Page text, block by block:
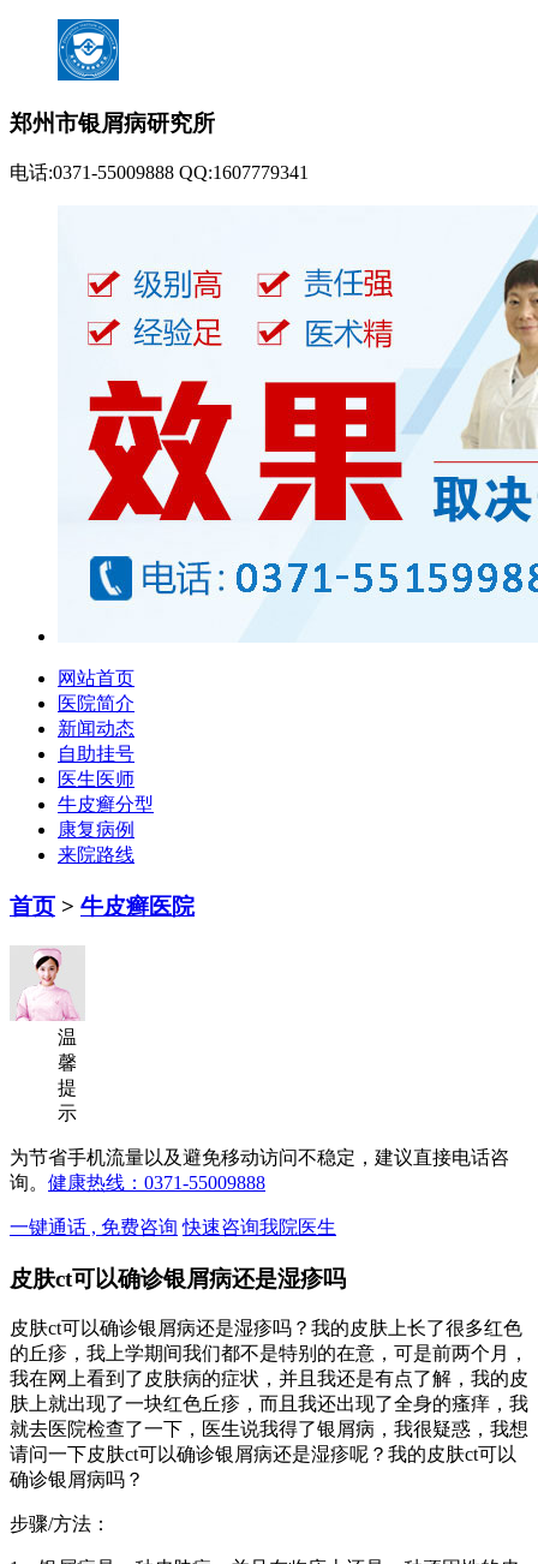
郑州市银屑病研究所
电话:0371-55009888 QQ:1607779341
网站首页
医院简介
新闻动态
自助挂号
医生医师
牛皮癣分型
康复病例
来院路线
首页 > 牛皮癣医院
温
馨
提
示
为节省手机流量以及避免移动访问不稳定，建议直接电话咨
询。 健康热线：0371-55009888
一键通话 , 免费咨询 快速咨询我院医生
皮肤ct可以确诊银屑病还是湿疹吗
皮肤ct可以确诊银屑病还是湿疹吗？我的皮肤上长了很多红色
的丘疹，我上学期间我们都不是特别的在意，可是前两个月，
我在网上看到了皮肤病的症状，并且我还是有点了解，我的皮
肤上就出现了一块红色丘疹，而且我还出现了全身的瘙痒，我
就去医院检查了一下，医生说我得了银屑病，我很疑惑，我想
请问一下皮肤ct可以确诊银屑病还是湿疹呢？我的皮肤ct可以
确诊银屑病吗？
步骤/方法：